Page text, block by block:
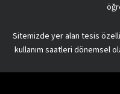
Sitemizde yer alan tesis
kullanım saatleri dönemsel